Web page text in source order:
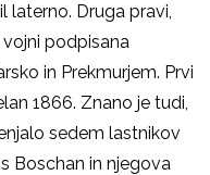
laterno. Druga pravi,
podpisana
in Prekmurjem. Prvi
1866. Znano je tudi,
sedem lastnikov
Boschan in njegova